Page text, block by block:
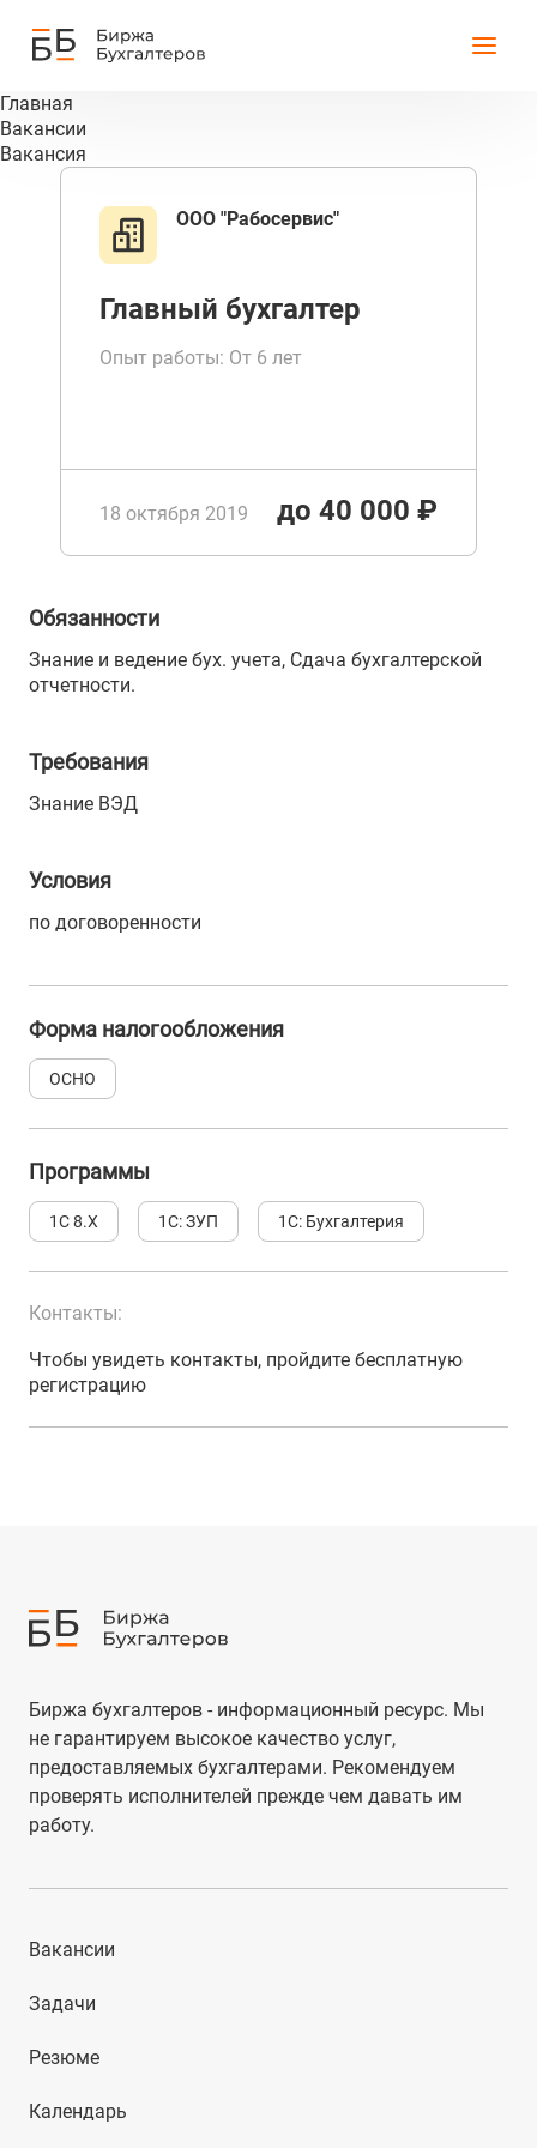
Главная
Вакансии
Вакансия
ООО "Рабосервис"
Главный бухгалтер
Опыт работы: От 6 лет
18 октября 2019 до 40 000 ₽
Обязанности
Знание и ведение бух. учета, Сдача бухгалтерской
отчетности.
Требования
Знание ВЭД
Условия
по договоренности
Форма налогообложения
ОСНО
Программы
1С 8.Х 1С: ЗУП 1С: Бухгалтерия
Контакты:
Чтобы увидеть контакты, пройдите бесплатную
регистрацию
Биржа бухгалтеров - информационный ресурс. Мы
не гарантируем высокое качество услуг,
предоставляемых бухгалтерами. Рекомендуем
проверять исполнителей прежде чем давать им
работу.
Вакансии
Задачи
Резюме
Календарь